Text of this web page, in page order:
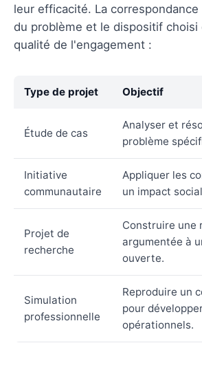
leur efficacité. La
du problème et le dispositif choisi
qualité de l'engagement :
Type de projet Objectif
Étude de cas
Analyser et
problème
Initiative
communautaire
Appliquer les
un impact
Projet de
recherche
Construire une
argumentée à
ouverte.
Simulation
professionnelle
Reproduire un
pour
opérationnels.